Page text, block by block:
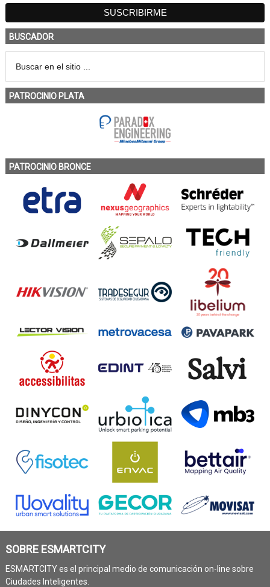
BUSCADOR
PATROCINIO PLATA
PATROCINIO BRONCE
SOBRE ESMARTCITY
ESMARTCITY es el principal medio de comunicación on-line sobre
Ciudades Inteligentes.